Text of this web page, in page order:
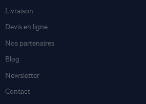
Livraison
Devis en ligne
Nos partenaires
Blog
Newsletter
Contact